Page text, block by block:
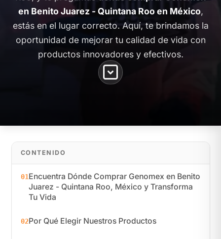
en Benito Juarez - Quintana Roo en México,
estás en el lugar correcto. Aquí, te brindamos la
oportunidad de mejorar tu calidad de vida con
productos innovadores y efectivos.
CONTENIDO
01Encuentra Dónde Comprar Genomex en Benito
Juarez - Quintana Roo, México y Transforma
Tu Vida
02Por Qué Elegir Nuestros Productos